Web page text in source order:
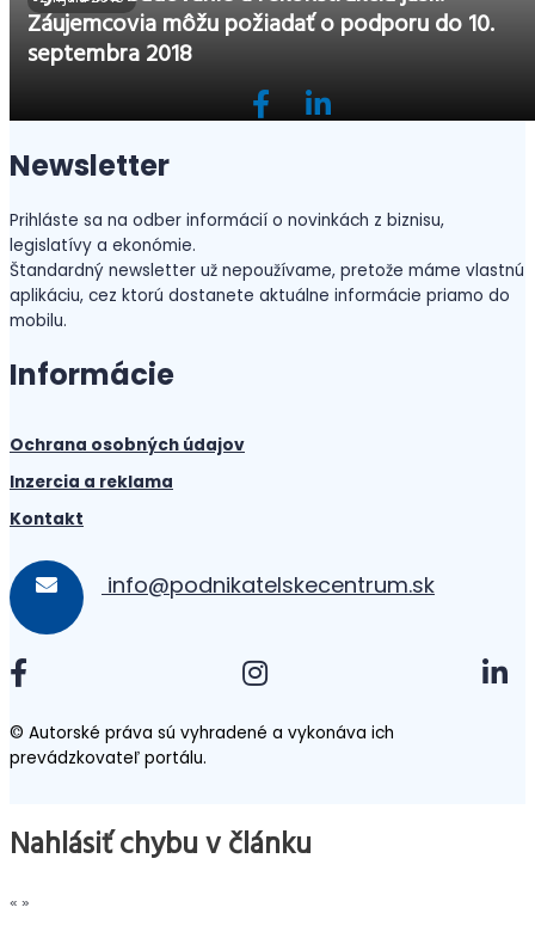
Záujemcovia môžu požiadať o podporu do 10.
septembra 2018
Newsletter
Prihláste sa na odber informácií o novinkách z biznisu,
legislatívy a ekonómie.
Štandardný newsletter už nepoužívame, pretože máme vlastnú
aplikáciu, cez ktorú dostanete aktuálne informácie priamo do
mobilu.
Informácie
Ochrana osobných údajov
Inzercia a reklama
Kontakt
info@podnikatelskecentrum.sk
© Autorské práva sú vyhradené a vykonáva ich
prevádzkovateľ portálu.
Nahlásiť chybu v článku
«»